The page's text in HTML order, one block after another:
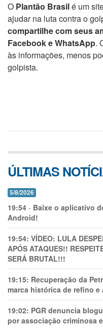
O Plantão Brasilé um
ajudar na luta contra o
compartilhe com seus
Facebook e WhatsApp.
às informações, menos
golpista.
ÚLTIMAS
5/8/2026
19:54 - Baixe o aplicativo
Android!
19:54: VÍDEO: LULA
APÓS ATAQUES!!
SERÁ BRUTAL!!!
19:15: Recuperação da
marca histórica de refino
19:02: PGR denuncia
por associação criminosa